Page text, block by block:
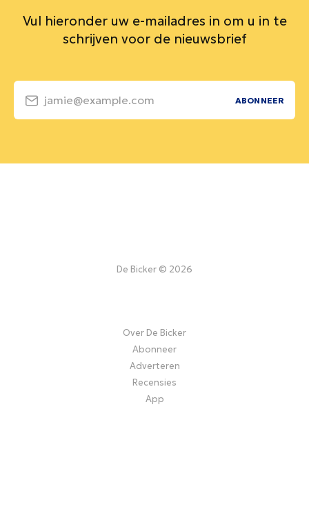
Vul hieronder uw e-mailadres in om u in te
schrijven voor de nieuwsbrief
jamie@example.com ABONNEER
De Bicker © 2026
Over De Bicker
Abonneer
Adverteren
Recensies
App